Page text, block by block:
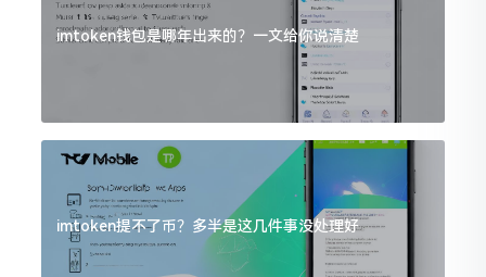
imtoken钱包是哪年出来的？一文给你说清楚
imtoken提不了币？多半是这几件事没处理好